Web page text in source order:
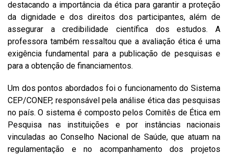
destacando a importância da ética para garantir a proteção
da dignidade e dos direitos dos participantes, além de
assegurar a credibilidade científica dos estudos. A
professora também ressaltou que a avaliação ética é uma
exigência fundamental para a publicação de pesquisas e
para a obtenção de financiamentos.
Um dos pontos abordados foi o funcionamento do Sistema
CEP/CONEP, responsável pela análise ética das pesquisas
no país. O sistema é composto pelos Comitês de Ética em
Pesquisa nas instituições e por instâncias nacionais
vinculadas ao Conselho Nacional de Saúde, que atuam na
regulamentação e no acompanhamento dos projetos